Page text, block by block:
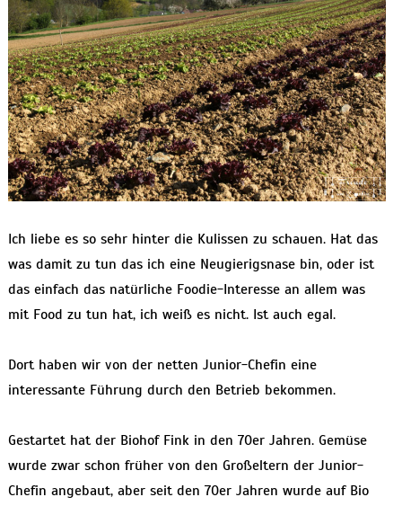
Ich liebe es so sehr hinter die Kulissen zu schauen. Hat das
was damit zu tun das ich eine Neugierigsnase bin, oder ist
das einfach das natürliche Foodie-Interesse an allem was
mit Food zu tun hat, ich weiß es nicht. Ist auch egal.
Dort haben wir von der netten Junior-Chefin eine
interessante Führung durch den Betrieb bekommen.
Gestartet hat der Biohof Fink in den 70er Jahren. Gemüse
wurde zwar schon früher von den Großeltern der Junior-
Chefin angebaut, aber seit den 70er Jahren wurde auf Bio